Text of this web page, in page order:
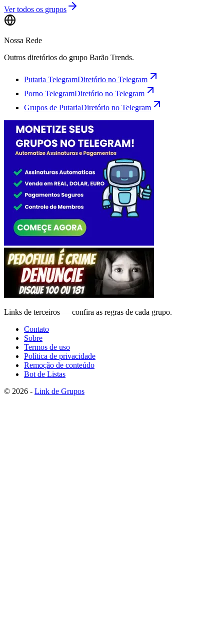
Ver todos os grupos
Nossa Rede
Outros diretórios do grupo Barão Trends.
Putaria TelegramDiretório no Telegram
Porno TelegramDiretório no Telegram
Grupos de PutariaDiretório no Telegram
Links de terceiros — confira as regras de cada grupo.
Contato
Sobre
Termos de uso
Política de privacidade
Remoção de conteúdo
Bot de Listas
© 2026 - Link de Grupos